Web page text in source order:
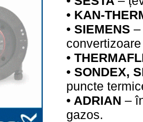
• KAN-
• SIEMENS –
•
• SONDEX,
puncte
• ADRIAN –
gazos.